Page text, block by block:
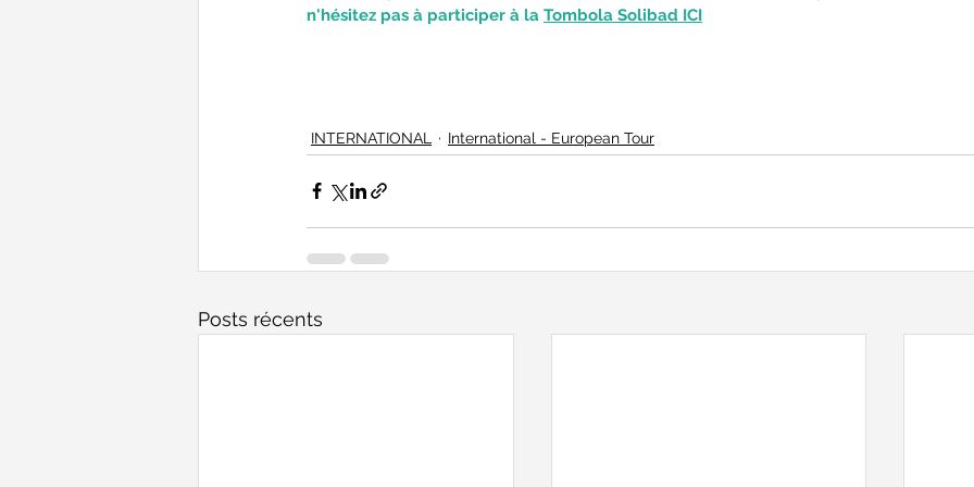
n'hésitez pas à participer à la Tombola Solibad ICI
INTERNATIONAL International - European Tour
Posts récents